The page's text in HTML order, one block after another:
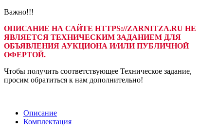
Важно!!!
ОПИСАНИЕ НА САЙТЕ HTTPS://ZARNITZA.RU НЕ
ЯВЛЯЕТСЯ ТЕХНИЧЕСКИМ ЗАДАНИЕМ ДЛЯ
ОБЪЯВЛЕНИЯ АУКЦИОНА И/ИЛИ ПУБЛИЧНОЙ
ОФЕРТОЙ.
Чтобы получить соответствующее Техническое задание,
просим обратиться к нам дополнительно!
Описание
Комплектация